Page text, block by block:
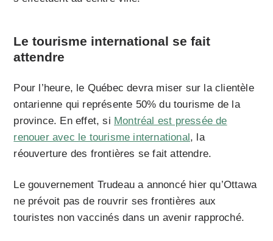
Le tourisme international se fait
attendre
Pour l’heure, le Québec devra miser sur la clientèle
ontarienne qui représente 50% du tourisme de la
province. En effet, si Montréal est pressée de
renouer avec le tourisme international, la
réouverture des frontières se fait attendre.
Le gouvernement Trudeau a annoncé hier qu’Ottawa
ne prévoit pas de rouvrir ses frontières aux
touristes non vaccinés dans un avenir rapproché.